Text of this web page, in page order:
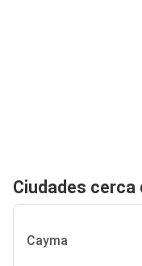
Ciudades cerca
Cayma